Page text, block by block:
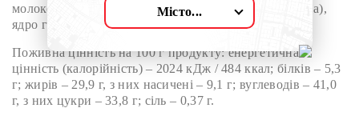
молоко сухе знежирене, ячмінний солод, сіль харчова),
ядро горіха фундука, какао-масло.
Поживна цінність на 100 г продукту: енергетична
цінність (калорійність) – 2024 кДж / 484 ккал; білків – 5,3
г; жирів – 29,9 г, з них насичені – 9,1 г; вуглеводів – 41,0
г, з них цукри – 33,8 г; сіль – 0,37 г.
Місто...